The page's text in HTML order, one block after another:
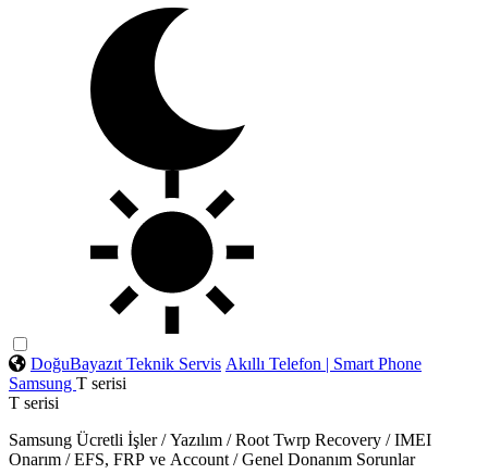
DoğuBayazıt Teknik Servis Akıllı Telefon | Smart Phone
Samsung T serisi
T serisi
Samsung Ücretli İşler / Yazılım / Root Twrp Recovery / IMEI
Onarım / EFS, FRP ve Account / Genel Donanım Sorunlar